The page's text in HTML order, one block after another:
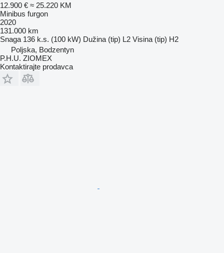
12.900 € ≈ 25.220 KM
Minibus furgon
2020
131.000 km
Snaga 136 k.s. (100 kW) Dužina (tip) L2 Visina (tip) H2
Poljska, Bodzentyn
P.H.U. ZIOMEX
Kontaktirajte prodavca